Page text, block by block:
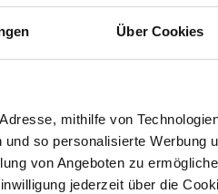
Über Cookies
mithilfe von
so personalisierte Werbung
von Angeboten zu
jederzeit über die